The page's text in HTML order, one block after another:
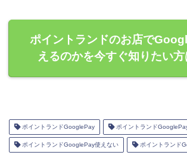
ポイントランドのお店で
えるのかを今すぐ知りたい
ポイントランドGooglePay ポイントランド
ポイントランドGooglePay使えない ポイントランド